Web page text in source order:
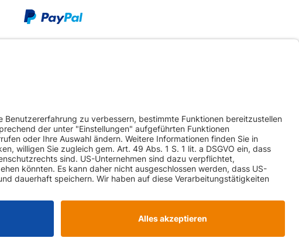
Paketversand Spedition